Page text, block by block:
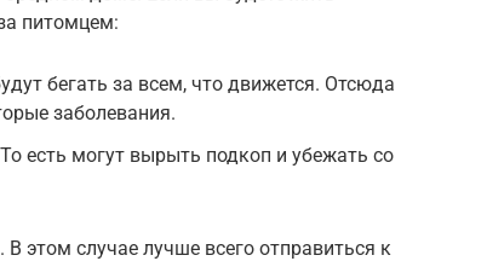
питомцем:
бегать за всем, что движется. Отсюда
заболевания.
есть могут вырыть подкоп и убежать со
этом случае лучше всего отправиться к